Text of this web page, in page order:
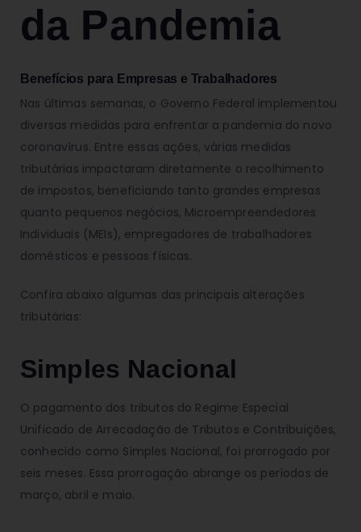
da Pandemia
Benefícios para Empresas e Trabalhadores
Nas últimas semanas, o Governo Federal implementou
diversas medidas para enfrentar a pandemia do novo
coronavírus. Entre essas ações, várias medidas
tributárias impactaram diretamente o recolhimento
de impostos, beneficiando tanto grandes empresas
quanto pequenos negócios, Microempreendedores
Individuais (MEIs), empregadores de trabalhadores
domésticos e pessoas físicas.
Confira abaixo algumas das principais alterações
tributárias:
Simples Nacional
O pagamento dos tributos do Regime Especial
Unificado de Arrecadação de Tributos e Contribuições,
conhecido como Simples Nacional, foi prorrogado por
seis meses. Essa prorrogação abrange os períodos de
março, abril e maio.